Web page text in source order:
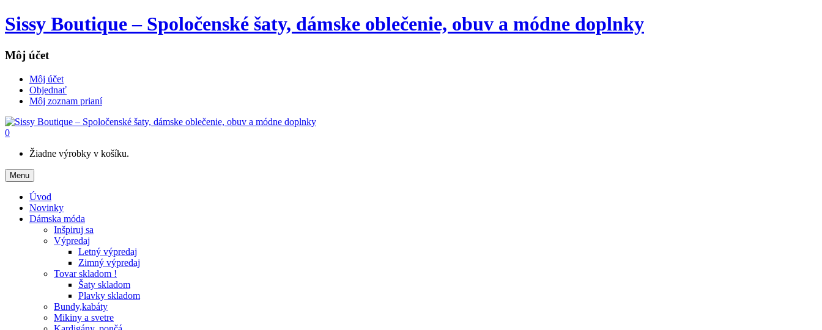
Sissy Boutique – Spoločenské šaty, dámske oblečenie, obuv a módne doplnky
Môj účet
Môj účet
Objednať
Môj zoznam prianí
0
Žiadne výrobky v košíku.
Menu
Úvod
Novinky
Dámska móda
Inšpiruj sa
Výpredaj
Letný výpredaj
Zimný výpredaj
Tovar skladom !
Šaty skladom
Plavky skladom
Bundy,kabáty
Mikiny a svetre